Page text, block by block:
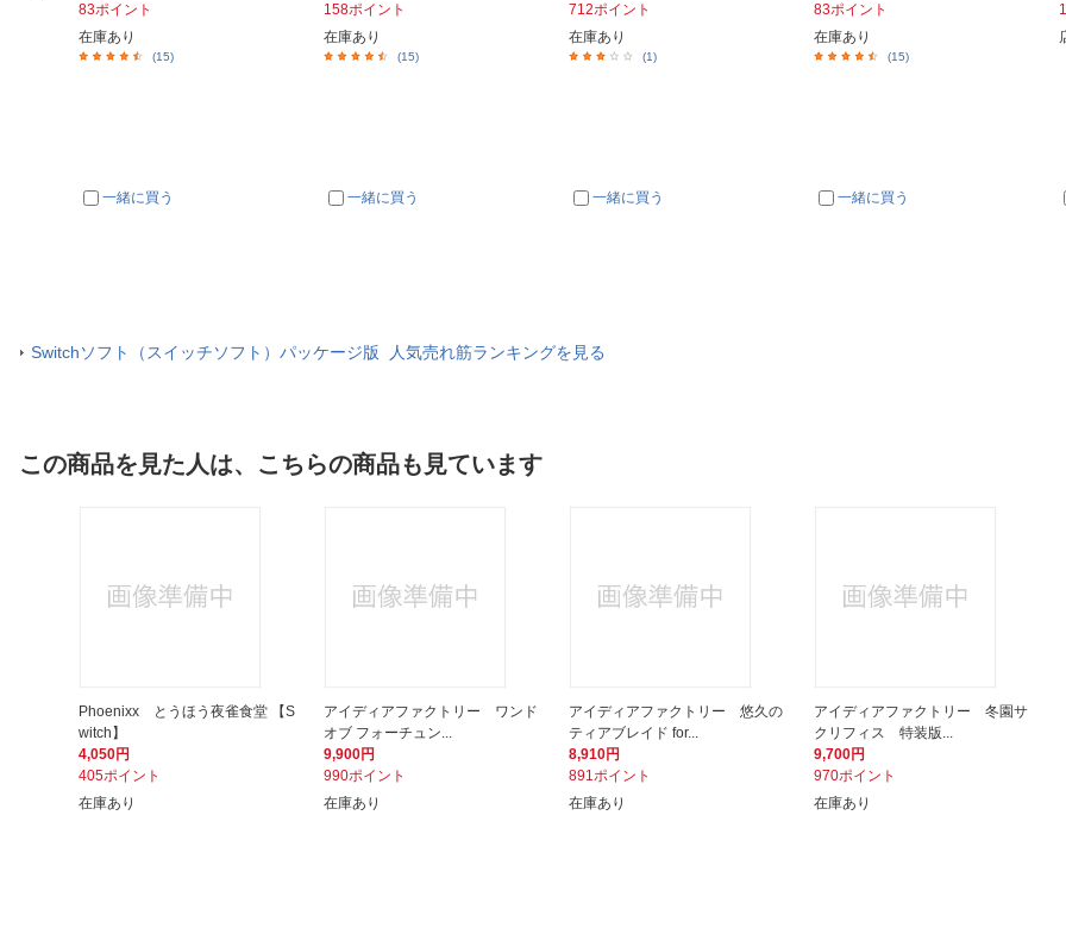
83ポイント
在庫あり
(15)
一緒に買う
158ポイント
在庫あり
(15)
一緒に買う
712ポイント
在庫あり
(1)
一緒に買う
83ポイント
在庫あり
(15)
一緒に買う
Switchソフト（スイッチソフト）パッケージ版 人気売れ筋ランキングを見る
この商品を見た人は、こちらの商品も見ています
Phoenixx とうほう夜雀食堂 【S
witch】
4,050円
405ポイント
在庫あり
アイディアファクトリー ワンド
オブ フォーチュン...
9,900円
990ポイント
在庫あり
アイディアファクトリー 悠久の
ティアブレイド for...
8,910円
891ポイント
在庫あり
アイディアファクトリー 冬園サ
クリフィス 特装版...
9,700円
970ポイント
在庫あり